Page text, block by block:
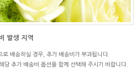
발생 지역
배송하실 경우, 추가 배송비가 부과됩니다.
당 추가 배송비 옵션을 함께 선택해 주시기 바랍니다.